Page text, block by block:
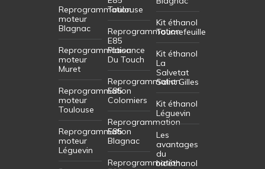
Reprogrammation
moteur
Blagnac
Reprogrammation
moteur
Muret
Reprogrammation
moteur
Toulouse
Reprogrammation
moteur
Léguevin
Toulouse
Reprogrammation
E85
Plaisance
Du Touch
Reprogrammation
E85
Colomiers
Reprogrammation
E85
Blagnac
Reprogrammation
Kit éthanol
Tournefeuille
Kit éthanol
La
Salvetat
Saint Gilles
Kit éthanol
Léguevin
Les
avantages
du
bioéthanol